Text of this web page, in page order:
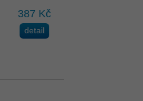
387 Kč
detail